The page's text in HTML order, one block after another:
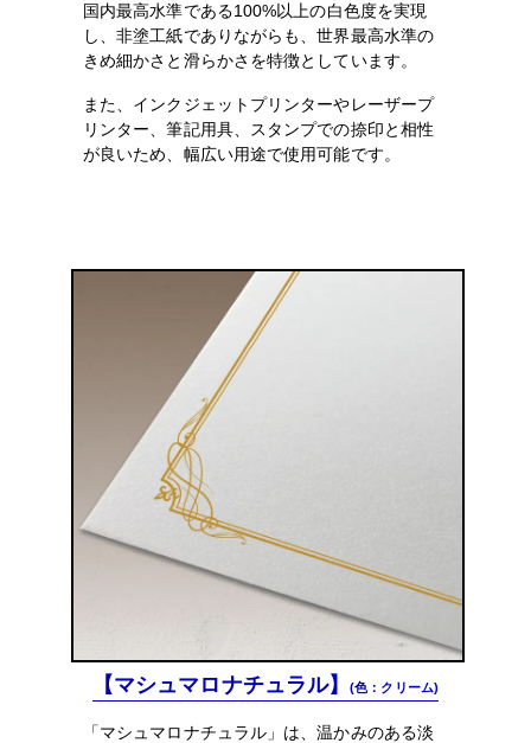
国内最高水準である100%以上の白色度を実現
し、非塗工紙でありながらも、世界最高水準の
きめ細かさと滑らかさを特徴としています。
また、インクジェットプリンターやレーザープ
リンター、筆記用具、スタンプでの捺印と相性
が良いため、幅広い用途で使用可能です。
【マシュマロナチュラル】(色：クリーム)
「マシュマロナチュラル」は、温かみのある淡